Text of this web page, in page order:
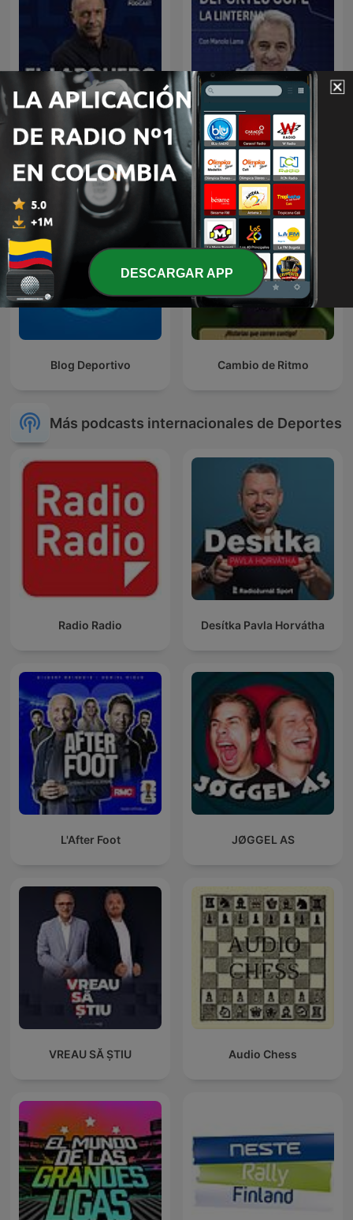
El Larguero Deportes COPE
Blog Deportivo Cambio de Ritmo
Más podcasts internacionales de Deportes
Radio Radio Desítka Pavla Horvátha
L'After Foot JØGGEL AS
VREAU SĂ ȘTIU Audio Chess
DESCARGAR APP